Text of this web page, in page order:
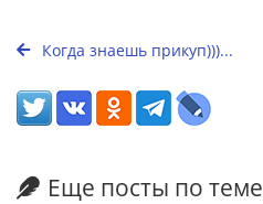
Когда знаешь прикуп)))...
Еще посты по теме